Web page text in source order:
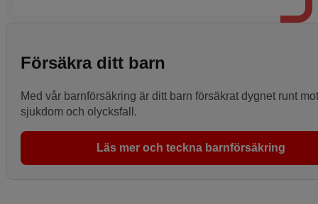
Försäkra ditt barn
Med vår barnförsäkring är ditt barn försäkrat dygnet runt mot
sjukdom och olycksfall.
Läs mer och teckna barnförsäkring